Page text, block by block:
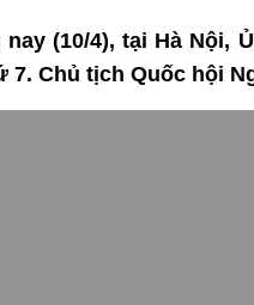
nay (10/4), tại Hà Nội,
7. Chủ tịch Quốc hội